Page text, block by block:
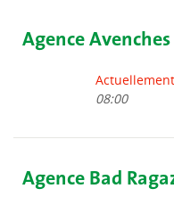
Agence Avenches
08:00
Agence Bad